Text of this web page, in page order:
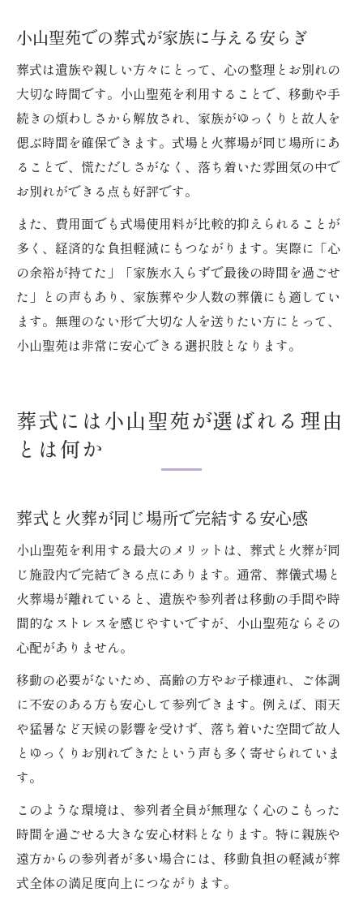
小山聖苑での葬式が家族に与える安らぎ
葬式は遺族や親しい方々にとって、心の整理とお別れの
大切な時間です。小山聖苑を利用することで、移動や手
続きの煩わしさから解放され、家族がゆっくりと故人を
偲ぶ時間を確保できます。式場と火葬場が同じ場所にあ
ることで、慌ただしさがなく、落ち着いた雰囲気の中で
お別れができる点も好評です。
また、費用面でも式場使用料が比較的抑えられることが
多く、経済的な負担軽減にもつながります。実際に「心
の余裕が持てた」「家族水入らずで最後の時間を過ごせ
た」との声もあり、家族葬や少人数の葬儀にも適してい
ます。無理のない形で大切な人を送りたい方にとって、
小山聖苑は非常に安心できる選択肢となります。
葬式には小山聖苑が選ばれる理由
とは何か
葬式と火葬が同じ場所で完結する安心感
小山聖苑を利用する最大のメリットは、葬式と火葬が同
じ施設内で完結できる点にあります。通常、葬儀式場と
火葬場が離れていると、遺族や参列者は移動の手間や時
間的なストレスを感じやすいですが、小山聖苑ならその
心配がありません。
移動の必要がないため、高齢の方やお子様連れ、ご体調
に不安のある方も安心して参列できます。例えば、雨天
や猛暑など天候の影響を受けず、落ち着いた空間で故人
とゆっくりお別れできたという声も多く寄せられていま
す。
このような環境は、参列者全員が無理なく心のこもった
時間を過ごせる大きな安心材料となります。特に親族や
遠方からの参列者が多い場合には、移動負担の軽減が葬
式全体の満足度向上につながります。